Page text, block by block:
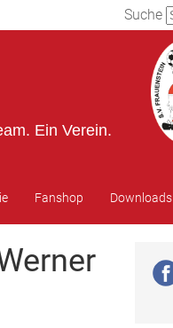
Suche
Ein Verein.
Fanshop Downloads